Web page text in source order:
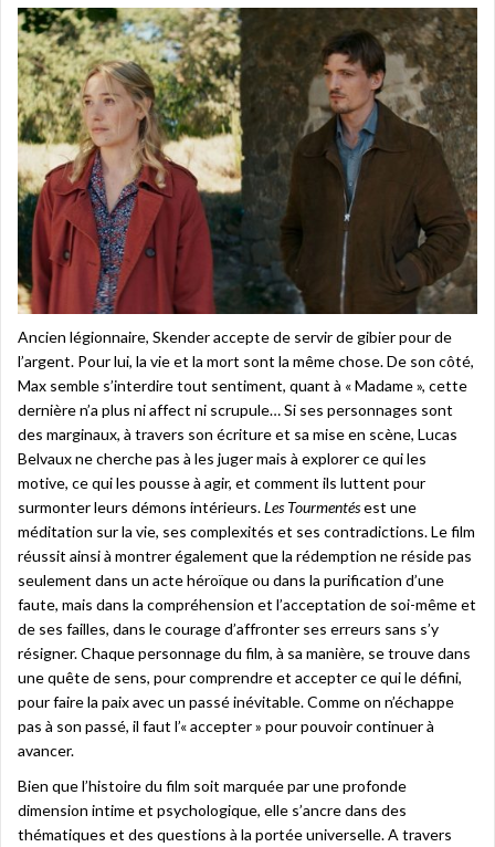
Ancien légionnaire, Skender accepte de servir de gibier pour de
l’argent. Pour lui, la vie et la mort sont la même chose. De son côté,
Max semble s’interdire tout sentiment, quant à « Madame », cette
dernière n’a plus ni affect ni scrupule… Si ses personnages sont
des marginaux, à travers son écriture et sa mise en scène, Lucas
Belvaux ne cherche pas à les juger mais à explorer ce qui les
motive, ce qui les pousse à agir, et comment ils luttent pour
surmonter leurs démons intérieurs.Les Tourmentésest une
méditation sur la vie, ses complexités et ses contradictions. Le film
réussit ainsi à montrer également que la rédemption ne réside pas
seulement dans un acte héroïque ou dans la purification d’une
faute, mais dans la compréhension et l’acceptation de soi-même et
de ses failles, dans le courage d’affronter ses erreurs sans s’y
résigner. Chaque personnage du film, à sa manière, se trouve dans
une quête de sens, pour comprendre et accepter ce qui le défini,
pour faire la paix avec un passé inévitable. Comme on n’échappe
pas à son passé, il faut l’« accepter » pour pouvoir continuer à
avancer.
Bien que l’histoire du film soit marquée par une profonde
dimension intime et psychologique, elle s’ancre dans des
thématiques et des questions à la portée universelle. A travers